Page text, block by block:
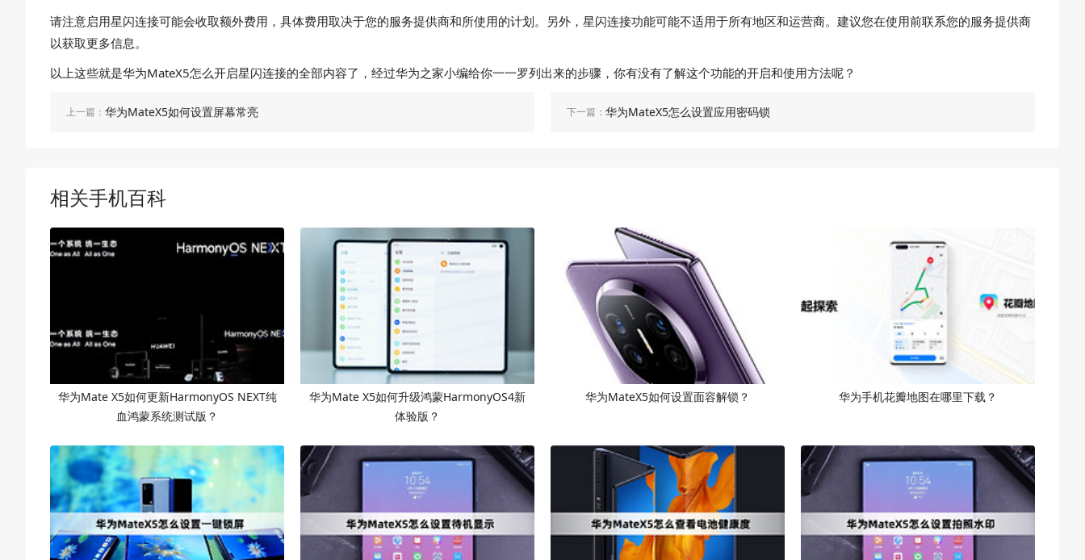
请注意启用星闪连接可能会收取额外费用，具体费用取决于您的服务提供商和所使用的计划。另外，星闪连接功能可能不适用于所有地区和运营商。建议您在使用前联系您的服务提供商
以获取更多信息。
以上这些就是华为MateX5怎么开启星闪连接的全部内容了，经过华为之家小编给你一一罗列出来的步骤，你有没有了解这个功能的开启和使用方法呢？
上一篇： 华为MateX5如何设置屏幕常亮 下一篇： 华为MateX5怎么设置应用密码锁
相关手机百科
华为Mate X5如何更新HarmonyOS NEXT纯
血鸿蒙系统测试版？
华为Mate X5如何升级鸿蒙HarmonyOS4新
体验版？
华为MateX5如何设置面容解锁？ 华为手机花瓣地图在哪里下载？